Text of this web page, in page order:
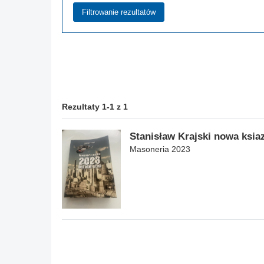
Rezultaty 1-1 z 1
Stanisław Krajski nowa
Masoneria 2023